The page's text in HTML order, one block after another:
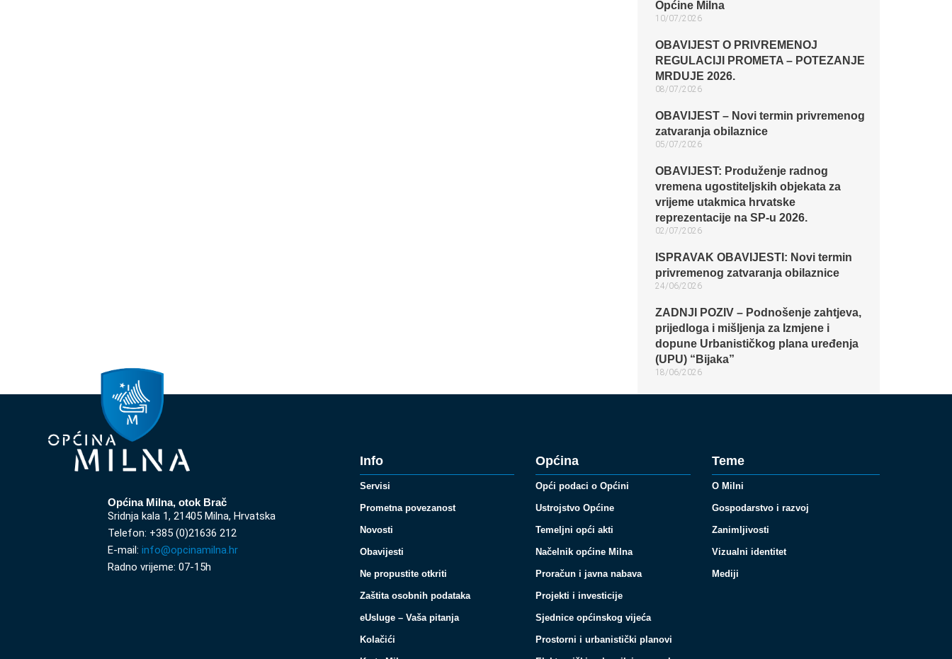
Općine Milna
10/07/2026
OBAVIJEST O PRIVREMENOJ
REGULACIJI PROMETA – POTEZANJE
MRDUJE 2026.
08/07/2026
OBAVIJEST – Novi termin privremenog
zatvaranja obilaznice​
05/07/2026
OBAVIJEST: Produženje radnog
vremena ugostiteljskih objekata za
vrijeme utakmica hrvatske
reprezentacije na SP-u 2026.
02/07/2026
ISPRAVAK OBAVIJESTI: Novi termin
privremenog zatvaranja obilaznice​
24/06/2026
ZADNJI POZIV – Podnošenje zahtjeva,
prijedloga i mišljenja za Izmjene i
dopune Urbanističkog plana uređenja
(UPU) “Bijaka”
18/06/2026
Općina Milna, otok Brač
Sridnja kala 1, 21405 Milna, Hrvatska
Telefon: +385 (0)21636 212
E-mail: info@opcinamilna.hr
Radno vrijeme: 07-15h
Info
Servisi
Prometna povezanost
Novosti
Obavijesti
Ne propustite otkriti
Zaštita osobnih podataka
eUsluge – Vaša pitanja
Kolačići
Općina
Opći podaci o Općini
Ustrojstvo Općine
Temeljni opći akti
Načelnik općine Milna
Proračun i javna nabava
Projekti i investicije
Sjednice općinskog vijeća
Prostorni i urbanistički planovi
Teme
O Milni
Gospodarstvo i razvoj
Zanimljivosti
Vizualni identitet
Mediji